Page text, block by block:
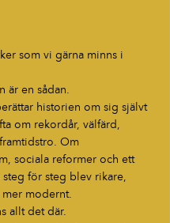
som vi gärna minns i
är en sådan.
historien om sig självt
om rekordår, välfärd,
Om
sociala reformer och ett
steg för steg blev rikare,
modernt.
allt det där.